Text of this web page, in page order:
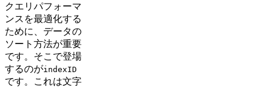
クエリパフォーマ
ンスを最適化する
ために、データの
ソート方法が重要
です。そこで登場
するのがindexID
です。これは文字